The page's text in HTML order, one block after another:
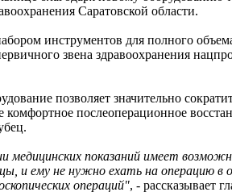
Саратовской области.
инструментов для полного
звена здравоохранения
позволяет значительно
комфортное послеоперационное
медицинских показаний имеет
и ему не нужно ехать на операцию
операций", - рассказывает